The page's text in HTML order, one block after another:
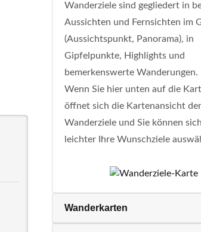
Wanderziele sind gegliedert in
Aussichten und Fernsichten im
(Aussichtspunkt, Panorama), in
Gipfelpunkte, Highlights und
bemerkenswerte Wanderungen.
Wenn Sie hier unten auf die
öffnet sich die Kartenansicht der
Wanderziele und Sie können
leichter Ihre Wunschziele
Wanderkarten